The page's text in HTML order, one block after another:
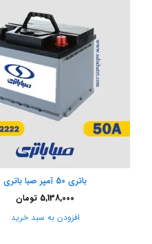
باتری 50 آمپر صبا باتری
5,138,000 تومان
افزودن به سبد خرید